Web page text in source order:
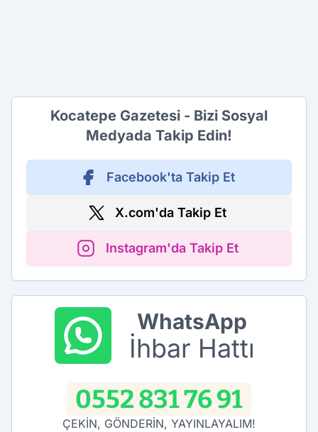
Kocatepe Gazetesi - Bizi Sosyal
Medyada Takip Edin!
Facebook'ta Takip Et
X.com'da Takip Et
Instagram'da Takip Et
WhatsApp
İhbar Hattı
0552 831 76 91
ÇEKİN, GÖNDERİN, YAYINLAYALIM!